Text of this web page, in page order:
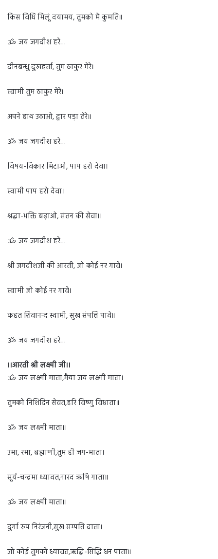
किस विधि मिलूं दयामय, तुमको मैं कुमति॥
ॐ जय जगदीश हरे…
दीनबन्धु दुखहर्ता, तुम ठाकुर मेरे।
स्वामी तुम ठाकुर मेरे।
अपने हाथ उठा‌ओ, द्वार पड़ा तेरे॥
ॐ जय जगदीश हरे…
विषय-विकार मिटा‌ओ, पाप हरो देवा।
स्वामी पाप हरो देवा।
श्रद्धा-भक्ति बढ़ा‌ओ, संतन की सेवा॥
ॐ जय जगदीश हरे…
श्री जगदीशजी की आरती, जो कोई नर गावे।
स्वामी जो कोई नर गावे।
कहत शिवानन्द स्वामी, सुख संपत्ति पावे॥
ॐ जय जगदीश हरे…
।।आरती श्री लक्ष्मी जी।।
ॐ जय लक्ष्मी माता,मैया जय लक्ष्मी माता।
तुमको निशिदिन सेवत,हरि विष्णु विधाता॥
ॐ जय लक्ष्मी माता॥
उमा, रमा, ब्रह्माणी,तुम ही जग-माता।
सूर्य-चन्द्रमा ध्यावत,नारद ऋषि गाता॥
ॐ जय लक्ष्मी माता॥
दुर्गा रुप निरंजनी,सुख सम्पत्ति दाता।
जो कोई तुमको ध्यावत,ऋद्धि-सिद्धि धन पाता॥